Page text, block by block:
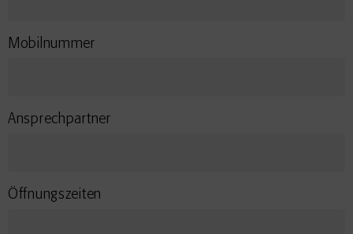
Mobilnummer
Ansprechpartner
Öffnungszeiten